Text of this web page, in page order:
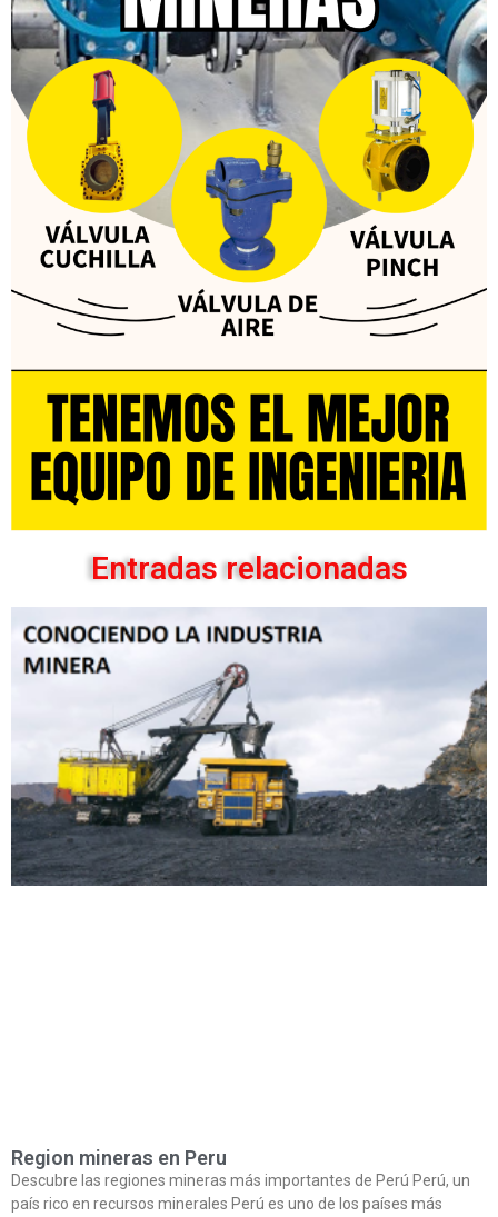
Entradas relacionadas
Region mineras en Peru
Descubre las regiones mineras más importantes de Perú Perú, un
país rico en recursos minerales Perú es uno de los países más